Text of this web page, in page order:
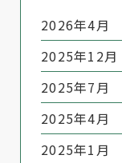
2026年4月
2025年12月
2025年7月
2025年4月
2025年1月